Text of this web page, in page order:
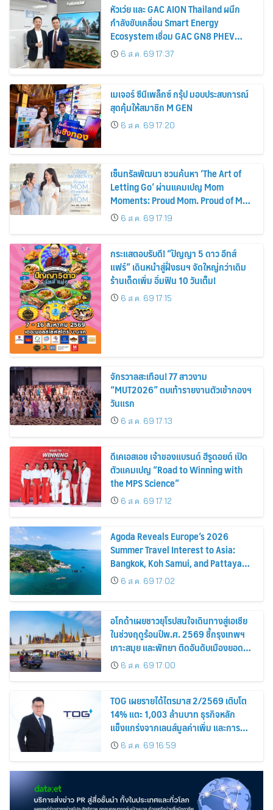
หัวเว่ย และ GAC AION Thailand ผนึก
กำลังขับเคลื่อน Smart Energy
Ecosystem เชื่อม GAC GN8 PHEV
รถยนต์ MPV ระดับพรีเมียม เข้ากับ
พลังงานแสงอาทิตย์ภายในบ้าน
6 ส.ค. 69 17:37
เมเจอร์ ซีนีเพล็กซ์ กรุ้ป มอบประสบการณ์
สุดคุ้มให้สมาชิก M GEN
6 ส.ค. 69 17:20
เซ็นทรัลพัฒนา ชวนค้นหา ‘The Art of
Letting Go’ ผ่านแคมเปญ Mom
Moments: Proud Mom. Proud of My
Mom.6 ส.ค. 69 17:19
กระแสตอบรับดี! “ปัญญา 5 ดาว อีทส์
แฟร์” เดินหน้าสู่ฝั่งธนฯ จัดใหญ่กว่าเดิม
ร้านเด็ดเพิ่ม อิ่มฟิน 10 วันเต็ม!
6 ส.ค. 69 17:15
จักรวาลสะเทือน! 77 สาวงาม
“MUT2026” ตบเท้ารายงานตัวเข้ากองฯ
วันแรก
6 ส.ค. 69 17:13
ดีเคเอสเอช เจ้าของแบรนด์ ฮีรูดอยด์ เปิด
ตัวแคมเปญ “Road to Winning with
the MPS Science”
6 ส.ค. 69 17:12
Agoda Reveals Europe’s 2026
Summer Travel Interest to Asia:
Bangkok, Koh Samui, and Pattaya
Among the Top Cities
6 ส.ค. 69 17:02
อโกด้าเผยชาวยุโรปสนใจเดินทางสู่เอเชีย
ในช่วงฤดูร้อนปีพ.ศ. 2569 ชี้กรุงเทพฯ
เกาะสมุย และพัทยา ติดอันดับเมืองยอด
นิยม6 ส.ค. 69 17:00
TOG เผยรายได้ไตรมาส 2/2569 เติบโต
14% แตะ 1,003 ล้านบาท ธุรกิจหลัก
แข็งแกร่งจากเลนส์มูลค่าเพิ่ม และการ
ขยายตลาดต่างประเทศ พร้อมเดินหน้า
ลงทุนเพื่อการเติบโตระยะยาว
6 ส.ค. 69 16:59